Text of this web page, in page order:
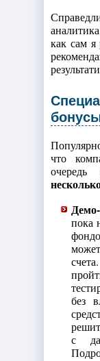
как сам я
что
пока
без
с